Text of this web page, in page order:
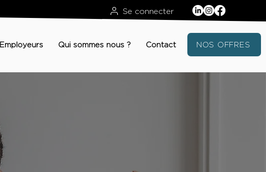
Se connecter
NOS OFFRES
Employeurs Qui sommes nous ? Contact